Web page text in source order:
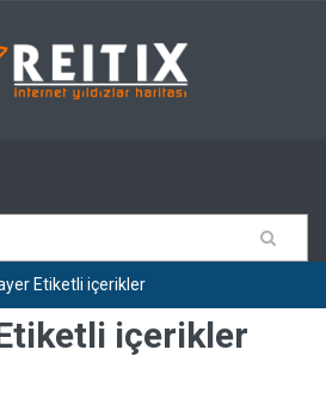
Etiketli içerikler
içerikler